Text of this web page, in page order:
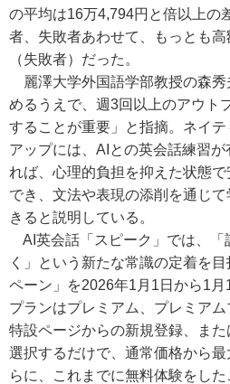
の平均は16万4,794円と倍以上の
者、失敗者あわせて、もっとも
（失敗者）だった。
麗澤大学外国語学部教授の森秀
めるうえで、週3回以上のアウト
することが重要」と指摘。ネイ
アップには、AIとの英会話練習
れば、心理的負担を抑えた状態
でき、文法や表現の添削を通じ
きると説明している。
AI英会話「スピーク」では、「
く」という新たな常識の定着を
ペーン」を2026年1月1日から1
プランはプレミアム、プレミア
特設ページからの新規登録、ま
選択するだけで、通常価格から
らに、これまでに無料体験をし